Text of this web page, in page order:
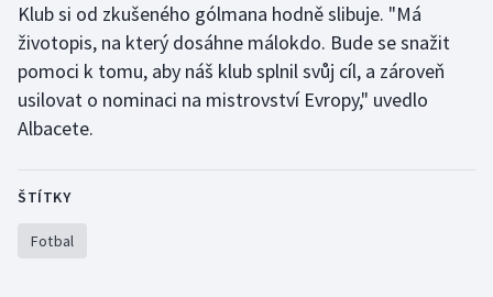
Rychlostní kanoistika
Sportovní střelba
Stolní tenis
Triatlon
Klub si od zkušeného gólmana hodně slibuje. "Má
životopis, na který dosáhne málokdo. Bude se snažit
pomoci k tomu, aby náš klub splnil svůj cíl, a zároveň
usilovat o nominaci na mistrovství Evropy," uvedlo
Albacete.
ŠTÍTKY
Fotbal